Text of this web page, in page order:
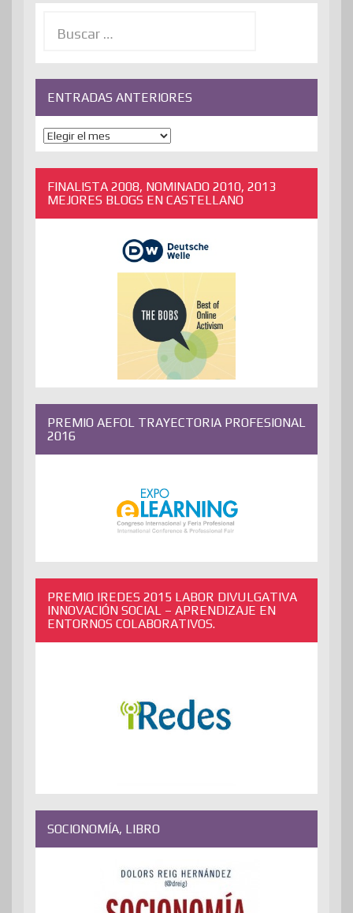
ENTRADAS ANTERIORES
ENTRADAS
ANTERIORES
FINALISTA 2008, NOMINADO 2010, 2013
MEJORES BLOGS EN CASTELLANO
PREMIO AEFOL TRAYECTORIA PROFESIONAL
2016
PREMIO IREDES 2015 LABOR DIVULGATIVA
INNOVACIÓN SOCIAL – APRENDIZAJE EN
ENTORNOS COLABORATIVOS.
SOCIONOMÍA, LIBRO